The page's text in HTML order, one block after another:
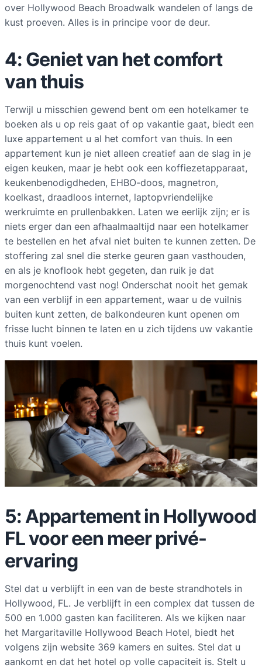
over Hollywood Beach Broadwalk wandelen of langs de
kust proeven. Alles is in principe voor de deur.
4: Geniet van het comfort
van thuis
Terwijl u misschien gewend bent om een hotelkamer te
boeken als u op reis gaat of op vakantie gaat, biedt een
luxe appartement u al het comfort van thuis. In een
appartement kun je niet alleen creatief aan de slag in je
eigen keuken, maar je hebt ook een koffiezetapparaat,
keukenbenodigdheden, EHBO-doos, magnetron,
koelkast, draadloos internet, laptopvriendelijke
werkruimte en prullenbakken. Laten we eerlijk zijn; er is
niets erger dan een afhaalmaaltijd naar een hotelkamer
te bestellen en het afval niet buiten te kunnen zetten. De
stoffering zal snel die sterke geuren gaan vasthouden,
en als je knoflook hebt gegeten, dan ruik je dat
morgenochtend vast nog! Onderschat nooit het gemak
van een verblijf in een appartement, waar u de vuilnis
buiten kunt zetten, de balkondeuren kunt openen om
frisse lucht binnen te laten en u zich tijdens uw vakantie
thuis kunt voelen.
5: Appartement in Hollywood
FL voor een meer privé-
ervaring
Stel dat u verblijft in een van de beste strandhotels in
Hollywood, FL. Je verblijft in een complex dat tussen de
500 en 1.000 gasten kan faciliteren. Als we kijken naar
het Margaritaville Hollywood Beach Hotel, biedt het
volgens zijn website 369 kamers en suites. Stel dat u
aankomt en dat het hotel op volle capaciteit is. Stelt u